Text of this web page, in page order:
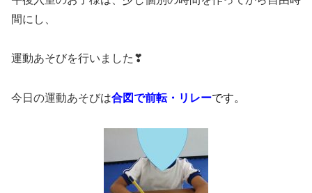
間にし、
運動あそびを行いました❣
今日の運動あそびは合図で前転・リレーです。